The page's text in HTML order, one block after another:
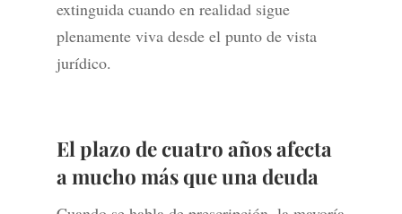
extinguida cuando en realidad sigue
plenamente viva desde el punto de vista
jurídico.
El plazo de cuatro años afecta
a mucho más que una deuda